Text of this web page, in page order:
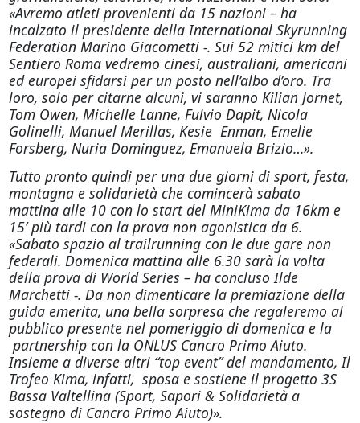
«Avremo atleti provenienti da 15 nazioni – ha
incalzato il presidente della International Skyrunning
Federation Marino Giacometti -. Sui 52 mitici km del
Sentiero Roma vedremo cinesi, australiani, americani
ed europei sfidarsi per un posto nell’albo d’oro. Tra
loro, solo per citarne alcuni, vi saranno Kilian Jornet,
Tom Owen, Michelle Lanne, Fulvio Dapit, Nicola
Golinelli, Manuel Merillas, Kesie Enman, Emelie
Forsberg, Nuria Dominguez, Emanuela Brizio…».
Tutto pronto quindi per una due giorni di sport, festa,
montagna e solidarietà che comincerà sabato
mattina alle 10 con lo start del MiniKima da 16km e
15’ più tardi con la prova non agonistica da 6.
«Sabato spazio al trailrunning con le due gare non
federali. Domenica mattina alle 6.30 sarà la volta
della prova di World Series – ha concluso Ilde
Marchetti -. Da non dimenticare la premiazione della
guida emerita, una bella sorpresa che regaleremo al
pubblico presente nel pomeriggio di domenica e la
partnership con la ONLUS Cancro Primo Aiuto.
Insieme a diverse altri “top event” del mandamento, Il
Trofeo Kima, infatti, sposa e sostiene il progetto 3S
Bassa Valtellina (Sport, Sapori & Solidarietà a
sostegno di Cancro Primo Aiuto)».